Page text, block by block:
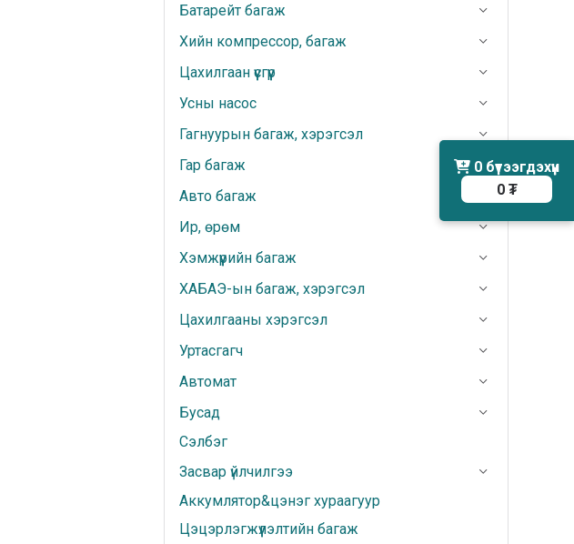
Батарейт багаж
Хийн компрессор, багаж
Цахилгаан үүсгүүр
Усны насос
Гагнуурын багаж, хэрэгсэл
Гар багаж
Авто багаж
Ир, өрөм
Хэмжүүрийн багаж
ХАБАЭ-ын багаж, хэрэгсэл
Цахилгааны хэрэгсэл
Уртасгагч
Автомат
Бусад
Сэлбэг
Засвар үйлчилгээ
Аккумлятор&цэнэг хураагуур
Цэцэрлэгжүүлэлтийн багаж
0 бүтээгдэхүүн
0 ₮